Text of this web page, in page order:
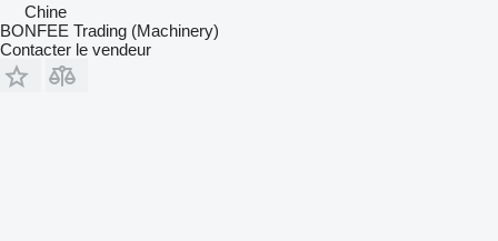
Chine
BONFEE Trading (Machinery)
Contacter le vendeur